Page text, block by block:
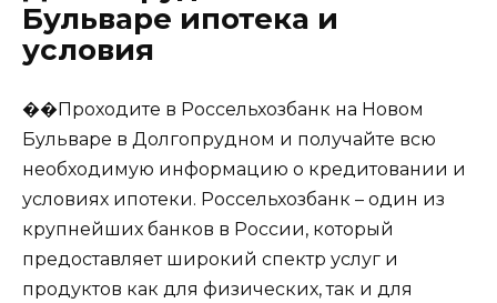
Бульваре ипотека и
условия
��Проходите в Россельхозбанк на Новом
Бульваре в Долгопрудном и получайте всю
необходимую информацию о кредитовании и
условиях ипотеки. Россельхозбанк – один из
крупнейших банков в России, который
предоставляет широкий спектр услуг и
продуктов как для физических, так и для